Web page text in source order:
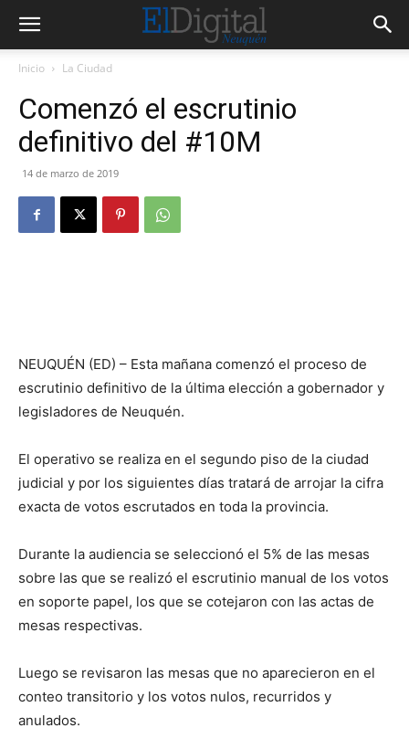
Inicio La Ciudad
Comenzó el escrutinio
definitivo del #10M
14 de marzo de 2019
NEUQUÉN (ED) – Esta mañana comenzó el proceso de
escrutinio definitivo de la última elección a gobernador y
legisladores de Neuquén.
El operativo se realiza en el segundo piso de la ciudad
judicial y por los siguientes días tratará de arrojar la cifra
exacta de votos escrutados en toda la provincia.
Durante la audiencia se seleccionó el 5% de las mesas
sobre las que se realizó el escrutinio manual de los votos
en soporte papel, los que se cotejaron con las actas de
mesas respectivas.
Luego se revisaron las mesas que no aparecieron en el
conteo transitorio y los votos nulos, recurridos y
anulados.